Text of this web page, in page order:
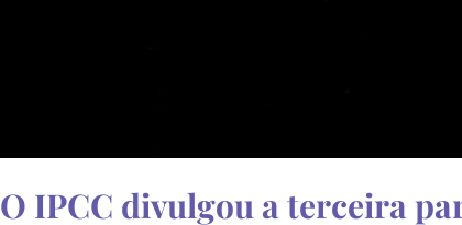
O IPCC divulgou a terceira